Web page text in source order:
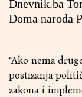
Dnevnik.ba
Doma naroda
“Ako nema
postizanja
zakona i